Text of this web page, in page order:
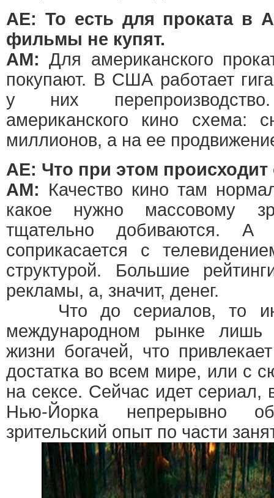
АЕ: То есть для проката в
фильмы не купят.
АМ: Для американского
покупают. В США работает
у них
американского кино схема:
миллионов, а на ее
АЕ: Что при этом происходит
АМ: Качество кино там
какое нужно массовому
тщательно добиваются. А
соприкасается с
структурой. Большие
рекламы, а, значит, денег.
Что до сериалов, то
международном рынке
жизни богачей, что
достатка во всем мире, или с
на сексе. Сейчас идет сериал,
Нью-Йорка непрерывно
зрительский опыт по части